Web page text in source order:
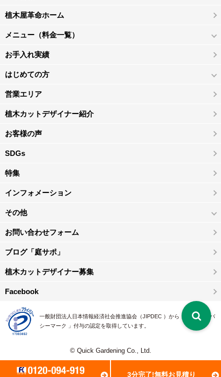
3分完了!無料お見積り
植木屋革命ホーム
メニュー（料金一覧）
お手入れ実績
はじめての方
営業エリア
植木カットデザイナー紹介
お客様の声
SDGs
特集
インフォメーション
その他
お問い合わせフォーム
ブログ「庭サポ」
植木カットデザイナー募集
Facebook
一般財団法人日本情報経済社会推進協会（JIPDEC ）から 、「 プライバ
シーマーク 」付与の認定を取得しています。
© Quick Gardening Co., Ltd.